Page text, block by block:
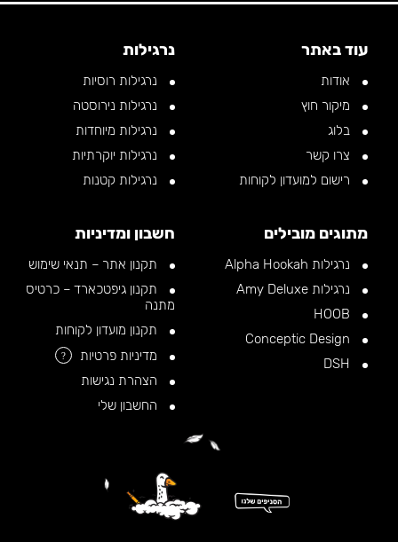
עוד באתר
אודות
מיקור חוץ
בלוג
צרו קשר
רישום למועדון לקוחות
נרגילות
נרגילות רוסיות
נרגילות נירוסטה
נרגילות מיוחדות
נרגילות יוקרתיות
נרגילות קטנות
מתוגים מובילים
נרגילות Alpha Hookah
נרגילות Amy Deluxe
חשבון ומדיניות
תקנון אתר – תנאי שימוש
תקנון גיפטכארד – כרטיס
מתנה
תקנון מועדון לקוחות
מדיניות פרטיות
?
הצהרת נגישות
החשבון שלי